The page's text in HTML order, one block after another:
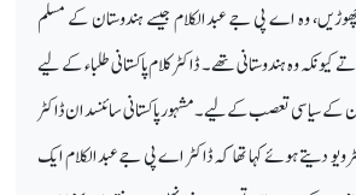
وہ اے پی جے عبدالکلام جیسے ہندوستان کے مسلم
وہ ہندوستانی تھے۔ ڈاکٹر کلام پاکستانی طلباء کے لیے
کے سیاسی تعصب کے لیے۔ مشہور پاکستانی سائنسدان ڈاکٹر
دیتے ہوئے کہا تھا کہ ڈاکٹر اے پی جے عبدالکلام ایک